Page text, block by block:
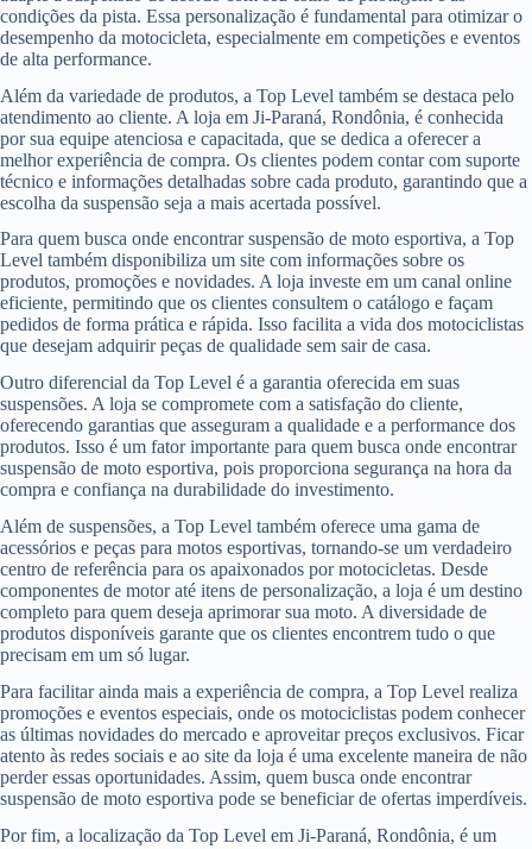
condições da pista. Essa personalização é fundamental para otimizar o
desempenho da motocicleta, especialmente em competições e eventos
de alta performance.
Além da variedade de produtos, a Top Level também se destaca pelo
atendimento ao cliente. A loja em Ji-Paraná, Rondônia, é conhecida
por sua equipe atenciosa e capacitada, que se dedica a oferecer a
melhor experiência de compra. Os clientes podem contar com suporte
técnico e informações detalhadas sobre cada produto, garantindo que a
escolha da suspensão seja a mais acertada possível.
Para quem busca onde encontrar suspensão de moto esportiva, a Top
Level também disponibiliza um site com informações sobre os
produtos, promoções e novidades. A loja investe em um canal online
eficiente, permitindo que os clientes consultem o catálogo e façam
pedidos de forma prática e rápida. Isso facilita a vida dos motociclistas
que desejam adquirir peças de qualidade sem sair de casa.
Outro diferencial da Top Level é a garantia oferecida em suas
suspensões. A loja se compromete com a satisfação do cliente,
oferecendo garantias que asseguram a qualidade e a performance dos
produtos. Isso é um fator importante para quem busca onde encontrar
suspensão de moto esportiva, pois proporciona segurança na hora da
compra e confiança na durabilidade do investimento.
Além de suspensões, a Top Level também oferece uma gama de
acessórios e peças para motos esportivas, tornando-se um verdadeiro
centro de referência para os apaixonados por motocicletas. Desde
componentes de motor até itens de personalização, a loja é um destino
completo para quem deseja aprimorar sua moto. A diversidade de
produtos disponíveis garante que os clientes encontrem tudo o que
precisam em um só lugar.
Para facilitar ainda mais a experiência de compra, a Top Level realiza
promoções e eventos especiais, onde os motociclistas podem conhecer
as últimas novidades do mercado e aproveitar preços exclusivos. Ficar
atento às redes sociais e ao site da loja é uma excelente maneira de não
perder essas oportunidades. Assim, quem busca onde encontrar
suspensão de moto esportiva pode se beneficiar de ofertas imperdíveis.
Por fim, a localização da Top Level em Ji-Paraná, Rondônia, é um